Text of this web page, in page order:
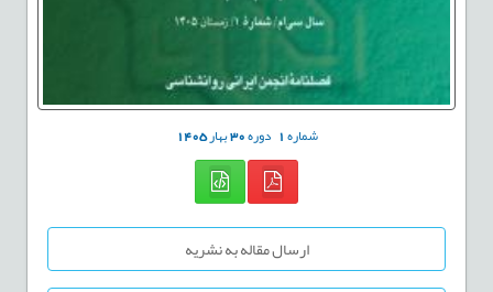
شماره1 دوره30بهار1405
ارسال مقاله به نشریه